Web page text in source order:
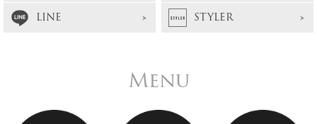
LINE
STYLER
Menu